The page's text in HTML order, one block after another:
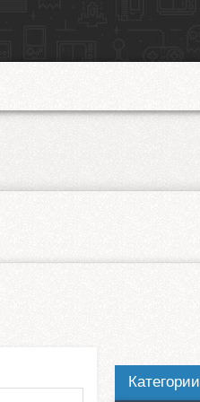
Категории